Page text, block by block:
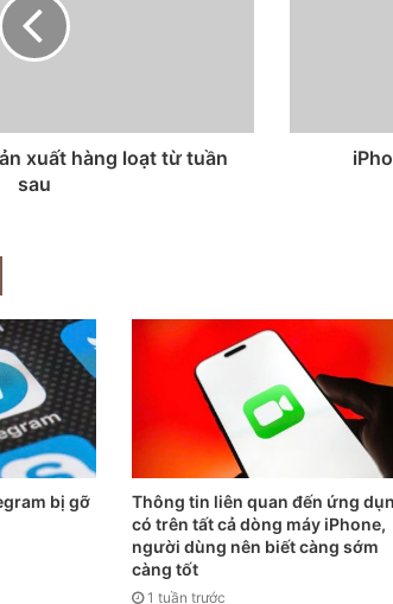
xuất hàng loạt từ tuần
sau
bị gỡ
Thông tin liên quan đến ứng
có trên tất cả dòng máy iPhone,
người dùng nên biết càng sớm
càng tốt
1 tuần trước